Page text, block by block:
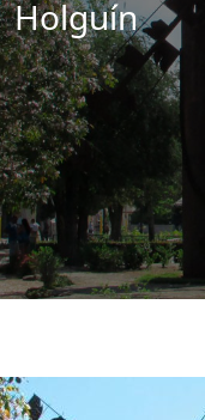
Holguín